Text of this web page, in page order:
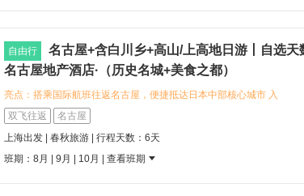
自由行
名古屋+含白川乡+高山/上高地日游丨自选
名古屋地产酒店·（历史名城+美食之都）
亮点：搭乘国际航班往返名古屋，便捷抵达日本中部核心城市 入
住名古屋地产酒店（Chisun Inn Nagoya），地理位置优越，步
行可达名古屋站，设施整洁，服务周到 推荐加购名古屋出发一日
话般的世界遗产，探访那些如同双手合十的茅草木屋，感受日本
双飞往返
名古屋
上海出发 | 春秋旅游 | 行程天数：6天
班期：8月 | 9月 | 10月 | 查看班期